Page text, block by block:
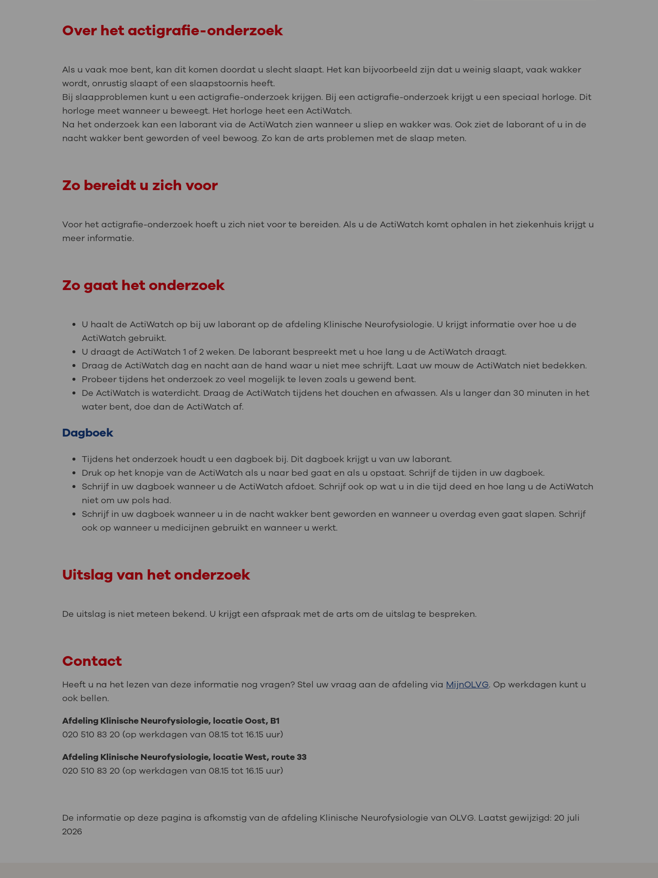
Over het actigrafie-onderzoek
Als u vaak moe bent, kan dit komen doordat u slecht slaapt. Het kan bijvoorbeeld zijn dat u weinig slaapt, vaak wakker
wordt, onrustig slaapt of een slaapstoornis heeft.
Bij slaapproblemen kunt u een actigrafie-onderzoek krijgen. Bij een actigrafie-onderzoek krijgt u een speciaal horloge. Dit
horloge meet wanneer u beweegt. Het horloge heet een ActiWatch.
Na het onderzoek kan een laborant via de ActiWatch zien wanneer u sliep en wakker was. Ook ziet de laborant of u in de
nacht wakker bent geworden of veel bewoog. Zo kan de arts problemen met de slaap meten.
Zo bereidt u zich voor
Voor het actigrafie-onderzoek hoeft u zich niet voor te bereiden. Als u de ActiWatch komt ophalen in het ziekenhuis krijgt u
meer informatie.
Zo gaat het onderzoek
U haalt de ActiWatch op bij uw laborant op de afdeling Klinische Neurofysiologie. U krijgt informatie over hoe u de
ActiWatch gebruikt.
U draagt de ActiWatch 1 of 2 weken. De laborant bespreekt met u hoe lang u de ActiWatch draagt.
Draag de ActiWatch dag en nacht aan de hand waar u niet mee schrijft. Laat uw mouw de ActiWatch niet bedekken.
Probeer tijdens het onderzoek zo veel mogelijk te leven zoals u gewend bent.
De ActiWatch is waterdicht. Draag de ActiWatch tijdens het douchen en afwassen. Als u langer dan 30 minuten in het
water bent, doe dan de ActiWatch af.
Dagboek
Tijdens het onderzoek houdt u een dagboek bij. Dit dagboek krijgt u van uw laborant.
Druk op het knopje van de ActiWatch als u naar bed gaat en als u opstaat. Schrijf de tijden in uw dagboek.
Schrijf in uw dagboek wanneer u de ActiWatch afdoet. Schrijf ook op wat u in die tijd deed en hoe lang u de ActiWatch
niet om uw pols had.
Schrijf in uw dagboek wanneer u in de nacht wakker bent geworden en wanneer u overdag even gaat slapen. Schrijf
ook op wanneer u medicijnen gebruikt en wanneer u werkt.
Uitslag van het onderzoek
De uitslag is niet meteen bekend. U krijgt een afspraak met de arts om de uitslag te bespreken.
Contact
Heeft u na het lezen van deze informatie nog vragen? Stel uw vraag aan de afdeling via MijnOLVG. Op werkdagen kunt u
ook bellen.
Afdeling Klinische Neurofysiologie, locatie Oost, B1
020 510 83 20 (op werkdagen van 08.15 tot 16.15 uur)
Afdeling Klinische Neurofysiologie, locatie West, route 33
020 510 83 20 (op werkdagen van 08.15 tot 16.15 uur)
De informatie op deze pagina is afkomstig van de afdeling Klinische Neurofysiologie van OLVG. Laatst gewijzigd:20 juli
2026